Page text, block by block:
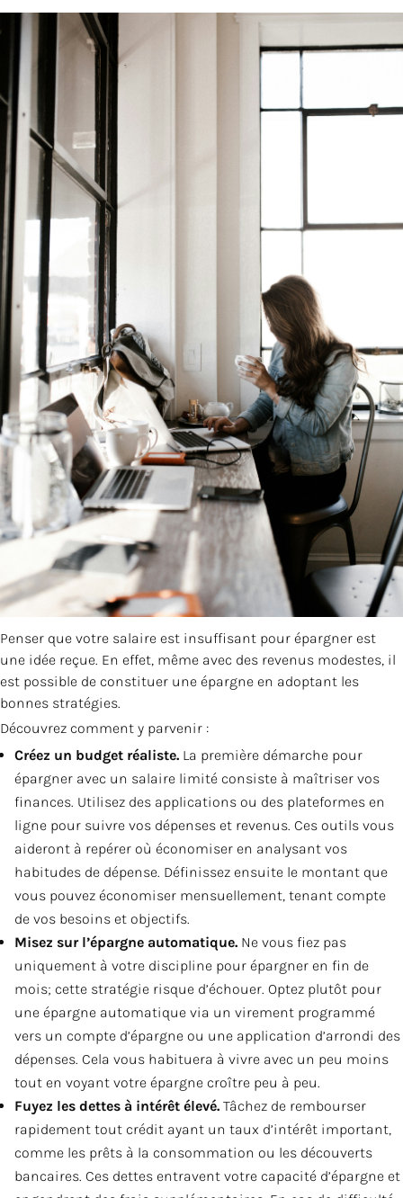
Penser que votre salaire est insuffisant pour épargner est
une idée reçue. En effet, même avec des revenus modestes, il
est possible de constituer une épargne en adoptant les
bonnes stratégies.
Découvrez comment y parvenir :
Créez un budget réaliste. La première démarche pour
épargner avec un salaire limité consiste à maîtriser vos
finances. Utilisez des applications ou des plateformes en
ligne pour suivre vos dépenses et revenus. Ces outils vous
aideront à repérer où économiser en analysant vos
habitudes de dépense. Définissez ensuite le montant que
vous pouvez économiser mensuellement, tenant compte
de vos besoins et objectifs.
Misez sur l’épargne automatique. Ne vous fiez pas
uniquement à votre discipline pour épargner en fin de
mois; cette stratégie risque d’échouer. Optez plutôt pour
une épargne automatique via un virement programmé
vers un compte d’épargne ou une application d’arrondi des
dépenses. Cela vous habituera à vivre avec un peu moins
tout en voyant votre épargne croître peu à peu.
Fuyez les dettes à intérêt élevé. Tâchez de rembourser
rapidement tout crédit ayant un taux d’intérêt important,
comme les prêts à la consommation ou les découverts
bancaires. Ces dettes entravent votre capacité d’épargne et